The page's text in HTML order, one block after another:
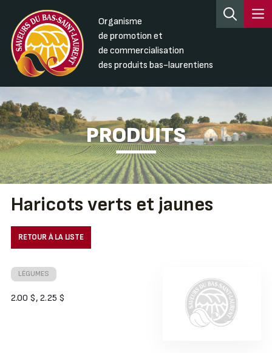
Organisme
de promotion et
de commercialisation
des produits bas-laurentiens
PRODUITS
Haricots verts et jaunes
RETOUR À LA LISTE
LÉGUMES
2.00 $, 2.25 $